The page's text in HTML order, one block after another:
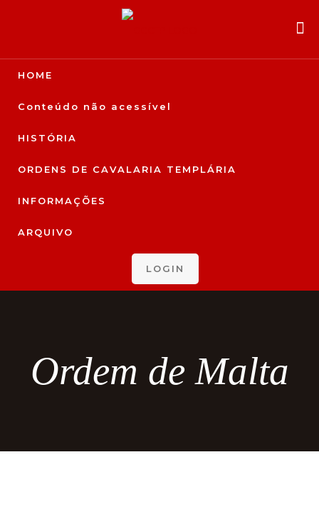
HOME
Conteúdo não acessível
HISTÓRIA
ORDENS DE CAVALARIA TEMPLÁRIA
INFORMAÇÕES
ARQUIVO
LOGIN
Ordem de Malta